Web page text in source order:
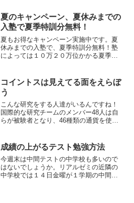
に、６時前後には起床したいですね。テ
スト前日の寝る前は、暗記物...
夏のキャンペーン、夏休みまでの
入塾で夏季特訓分無料！
夏もお得なキャンペーン実施中です。夏
休みまでの入塾で、夏季特訓分無料！塾
によっては１０万２０万位かかる夏季特
ます。成績が上がらずにお悩み方、夏か
ら気合いれて取り組みたい...
コイントスは見えてる面をえらぼ
う
こんな研究をする人達がいるんですね！
国際的な研究チームのメンバー48人は自
らが被験者となり、46種類の通貨を使っ
回のコイントスの結果を分析し、出る面
に偏りが出るか...
成績の上がるテスト勉強方法
今週末は中間テストの中学校も多いので
はないでしょうか。リアルゼミの近隣の
中学校では１４日金曜が１学期の中間テ